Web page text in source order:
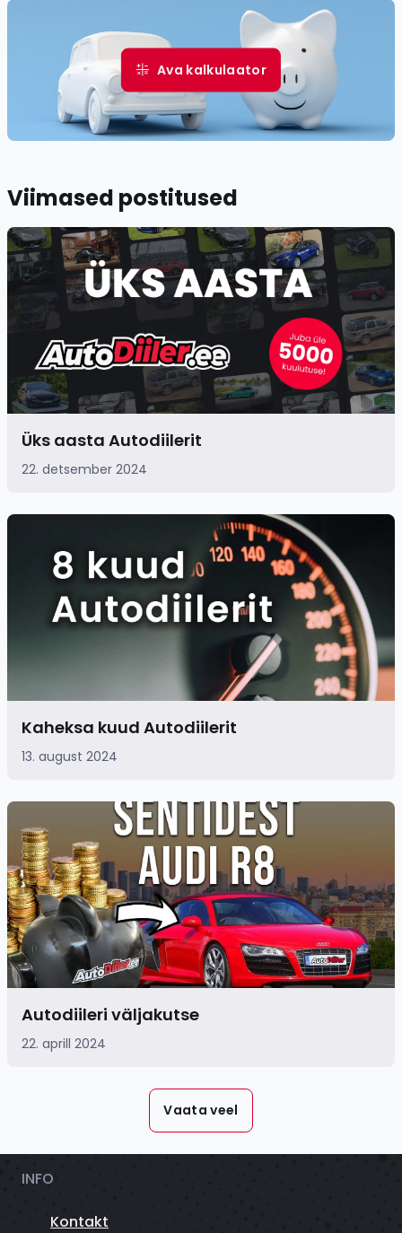
Ava kalkulaator
Viimased postitused
Üks aasta Autodiilerit
22. detsember 2024
Kaheksa kuud Autodiilerit
13. august 2024
Autodiileri väljakutse
22. aprill 2024
Vaata veel
INFO
Kontakt